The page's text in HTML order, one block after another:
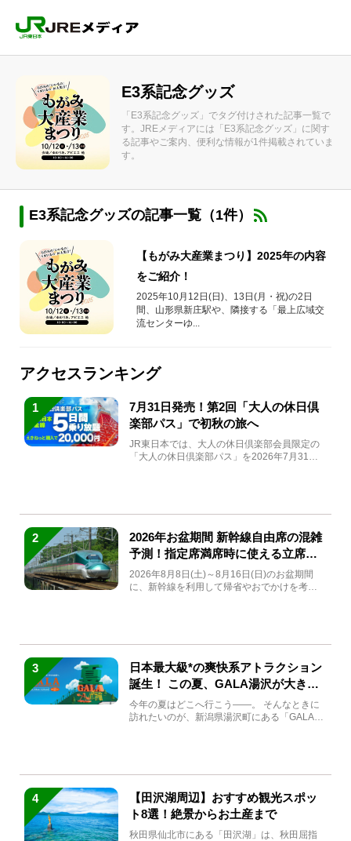
E3系記念グッズ
「E3系記念グッズ」でタグ付けされた記事一覧で
す。JREメディアには「E3系記念グッズ」に関す
る記事やご案内、便利な情報が1件掲載されていま
す。
E3系記念グッズの記事一覧（1件）
【もがみ大産業まつり】2025年の内容
をご紹介！
2025年10月12日(日)、13日(月・祝)の2日
間、山形県新庄駅や、隣接する「最上広域交
流センターゆ...
アクセスランキング
1
7月31日発売！第2回「大人の休日倶
楽部パス」で初秋の旅へ
JR東日本では、大人の休日倶楽部会員限定の
「大人の休日倶楽部パス」を2026年7月31日
2
2026年お盆期間 新幹線自由席の混雑
予測！指定席満席時に使える立席特
急券も解説
2026年8月8日(土)～8月16日(日)のお盆期間
に、新幹線を利用して帰省やおでかけを考え
3
日本最大級*の爽快系アトラクション
誕生！ この夏、GALA湯沢が大きく
生まれ変わる
今年の夏はどこへ行こう――。 そんなときに
訪れたいのが、新潟県湯沢町にある「GALA湯
4
【田沢湖周辺】おすすめ観光スポッ
ト8選！絶景からお土産まで
秋田県仙北市にある「田沢湖」は、秋田屈指